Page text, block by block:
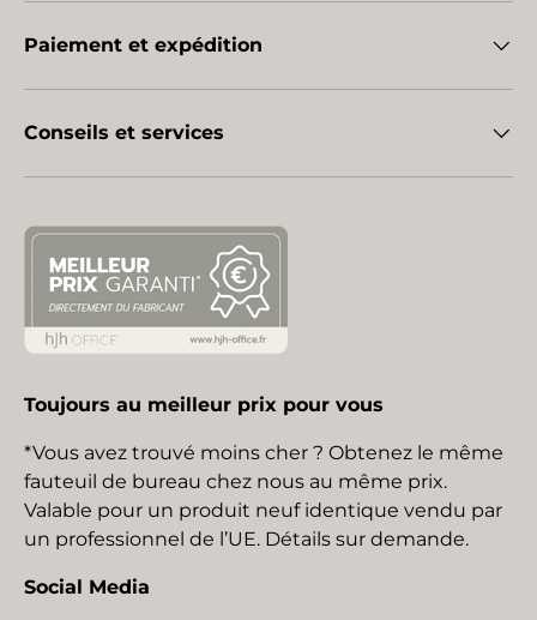
Paiement et expédition
Conseils et services
Toujours au meilleur prix pour vous
*Vous avez trouvé moins cher ? Obtenez le même
fauteuil de bureau chez nous au même prix.
Valable pour un produit neuf identique vendu par
un professionnel de l’UE. Détails sur demande.
Social Media